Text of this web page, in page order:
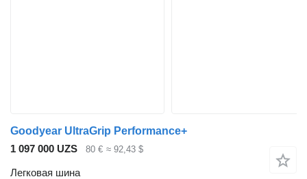
Goodyear UltraGrip Performance+
1 097 000 UZS
80 € ≈ 92,43 $
Легковая шина